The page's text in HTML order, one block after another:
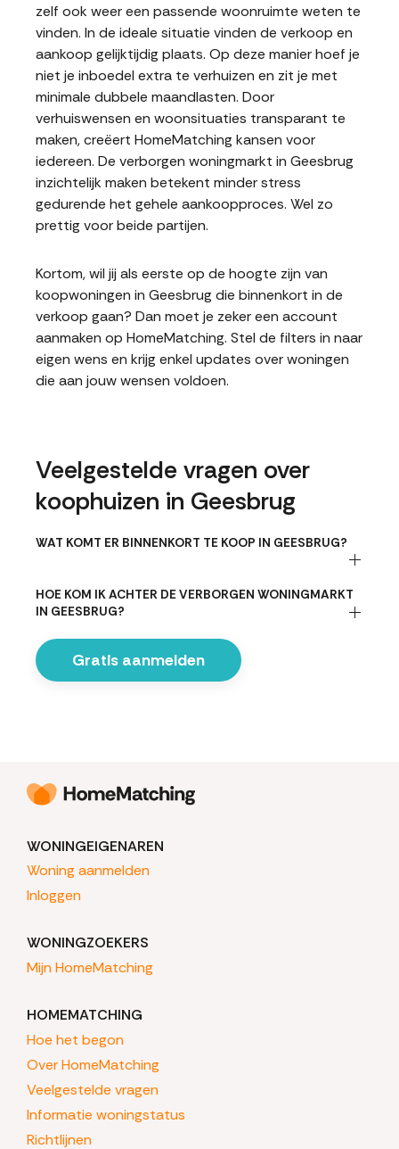
zelf ook weer een passende woonruimte weten te
vinden. In de ideale situatie vinden de verkoop en
aankoop gelijktijdig plaats. Op deze manier hoef je
niet je inboedel extra te verhuizen en zit je met
minimale dubbele maandlasten. Door
verhuiswensen en woonsituaties transparant te
maken, creëert HomeMatching kansen voor
iedereen. De verborgen woningmarkt in Geesbrug
inzichtelijk maken betekent minder stress
gedurende het gehele aankoopproces. Wel zo
prettig voor beide partijen.
Kortom, wil jij als eerste op de hoogte zijn van
koopwoningen in Geesbrug die binnenkort in de
verkoop gaan? Dan moet je zeker een account
aanmaken op HomeMatching. Stel de filters in naar
eigen wens en krijg enkel updates over woningen
die aan jouw wensen voldoen.
Veelgestelde vragen over
koophuizen in Geesbrug
WAT KOMT ER BINNENKORT TE KOOP IN GEESBRUG?
HOE KOM IK ACHTER DE VERBORGEN WONINGMARKT
IN GEESBRUG?
Gratis aanmelden
WONINGEIGENAREN
Woning aanmelden
Inloggen
WONINGZOEKERS
Mijn HomeMatching
HOMEMATCHING
Hoe het begon
Over HomeMatching
Veelgestelde vragen
Informatie woningstatus
Richtlijnen